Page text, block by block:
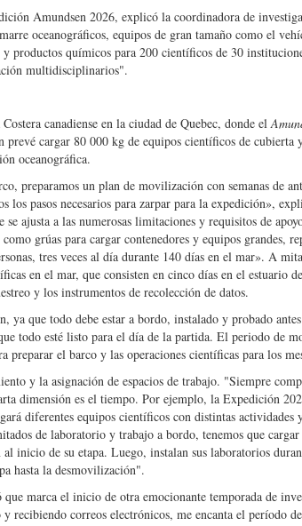
Amundsen 2026, explicó la coordinadora de
oceanográficos, equipos de gran tamaño como el
químicos para 200 científicos de 30
multidisciplinarios".
canadiense en la ciudad de Quebec, donde el
cargar 80 000 kg de equipos científicos de cubierta
oceanográfica.
preparamos un plan de movilización con semanas de
pasos necesarios para zarpar para la expedición»,
ajusta a las numerosas limitaciones y requisitos de
grúas para cargar contenedores y equipos grandes,
tres veces al día durante 140 días en el mar». A
en el mar, que consisten en cinco días en el estuario
y los instrumentos de recolección de datos.
que todo debe estar a bordo, instalado y probado
todo esté listo para el día de la partida. El periodo de
el barco y las operaciones científicas para los
y la asignación de espacios de trabajo. "Siempre
dimensión es el tiempo. Por ejemplo, la Expedición
diferentes equipos científicos con distintas
de laboratorio y trabajo a bordo, tenemos que
inicio de su etapa. Luego, instalan sus laboratorios
hasta la desmovilización".
marca el inicio de otra emocionante temporada de
y recibiendo correos electrónicos, me encanta el período